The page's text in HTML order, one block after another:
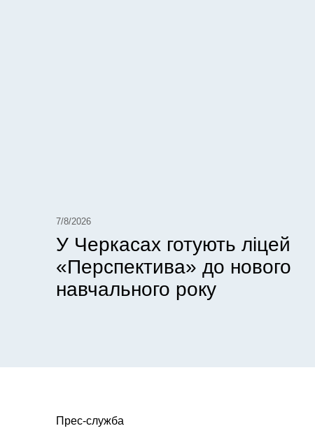
7/8/2026
У Черкасах готують ліцей
«Перспектива» до нового
навчального року
Прес-служба